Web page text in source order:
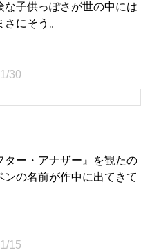
な子供っぽさが世の中には
にそう。
30
ター・アナザー』を観たの
ンの名前が作中に出てきて
15